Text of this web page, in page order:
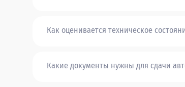
Как оценивается техническое
Какие документы нужны для сдачи